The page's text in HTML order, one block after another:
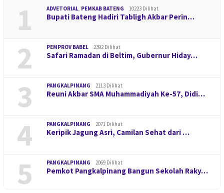
1 ADVETORIAL, PEMKAB BATENG 10223 Dilihat
Bupati Bateng Hadiri Tabligh Akbar Perin…
2 PEMPROV BABEL 2392 Dilihat
Safari Ramadan di Beltim, Gubernur Hiday…
3 PANGKALPINANG 2113 Dilihat
Reuni Akbar SMA Muhammadiyah Ke-57, Didi…
4 PANGKALPINANG 2071 Dilihat
Keripik Jagung Asri, Camilan Sehat dari …
5 PANGKALPINANG 2069 Dilihat
Pemkot Pangkalpinang Bangun Sekolah Raky…